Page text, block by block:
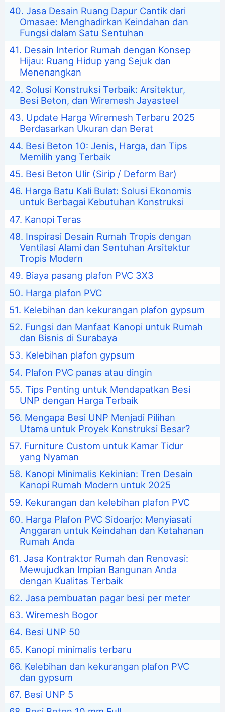
Jasa Desain Ruang Dapur Cantik dari
Omasae: Menghadirkan Keindahan dan
Fungsi dalam Satu Sentuhan
Desain Interior Rumah dengan Konsep
Hijau: Ruang Hidup yang Sejuk dan
Menenangkan
Solusi Konstruksi Terbaik: Arsitektur,
Besi Beton, dan Wiremesh Jayasteel
Update Harga Wiremesh Terbaru 2025
Berdasarkan Ukuran dan Berat
Besi Beton 10: Jenis, Harga, dan Tips
Memilih yang Terbaik
Besi Beton Ulir (Sirip / Deform Bar)
Harga Batu Kali Bulat: Solusi Ekonomis
untuk Berbagai Kebutuhan Konstruksi
Kanopi Teras
Inspirasi Desain Rumah Tropis dengan
Ventilasi Alami dan Sentuhan Arsitektur
Tropis Modern
Biaya pasang plafon PVC 3X3
Harga plafon PVC
Kelebihan dan kekurangan plafon gypsum
Fungsi dan Manfaat Kanopi untuk Rumah
dan Bisnis di Surabaya
Kelebihan plafon gypsum
Plafon PVC panas atau dingin
Tips Penting untuk Mendapatkan Besi
UNP dengan Harga Terbaik
Mengapa Besi UNP Menjadi Pilihan
Utama untuk Proyek Konstruksi Besar?
Furniture Custom untuk Kamar Tidur
yang Nyaman
Kanopi Minimalis Kekinian: Tren Desain
Kanopi Rumah Modern untuk 2025
Kekurangan dan kelebihan plafon PVC
Harga Plafon PVC Sidoarjo: Menyiasati
Anggaran untuk Keindahan dan Ketahanan
Rumah Anda
Jasa Kontraktor Rumah dan Renovasi:
Mewujudkan Impian Bangunan Anda
dengan Kualitas Terbaik
Jasa pembuatan pagar besi per meter
Wiremesh Bogor
Besi UNP 50
Kanopi minimalis terbaru
Kelebihan dan kekurangan plafon PVC
dan gypsum
Besi UNP 5